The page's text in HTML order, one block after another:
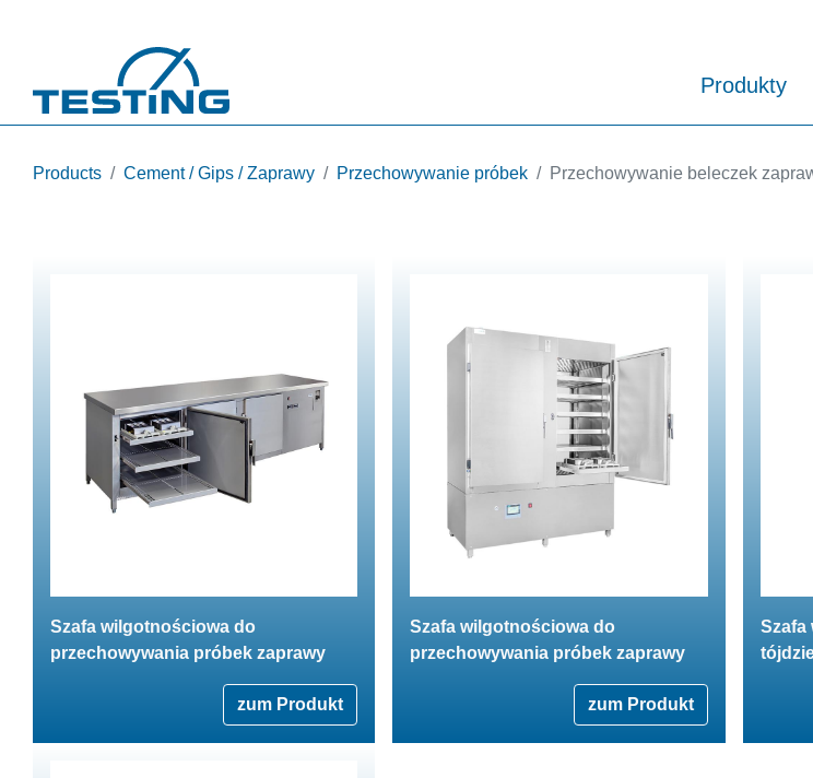
Produkty
Products Cement / Gips / Zaprawy Przechowywanie próbek Przechowywanie beleczek
Szafa wilgotnościowa do
przechowywania próbek zaprawy
zum Produkt
Szafa wilgotnościowa do
przechowywania próbek zaprawy
zum Produkt
Szafa